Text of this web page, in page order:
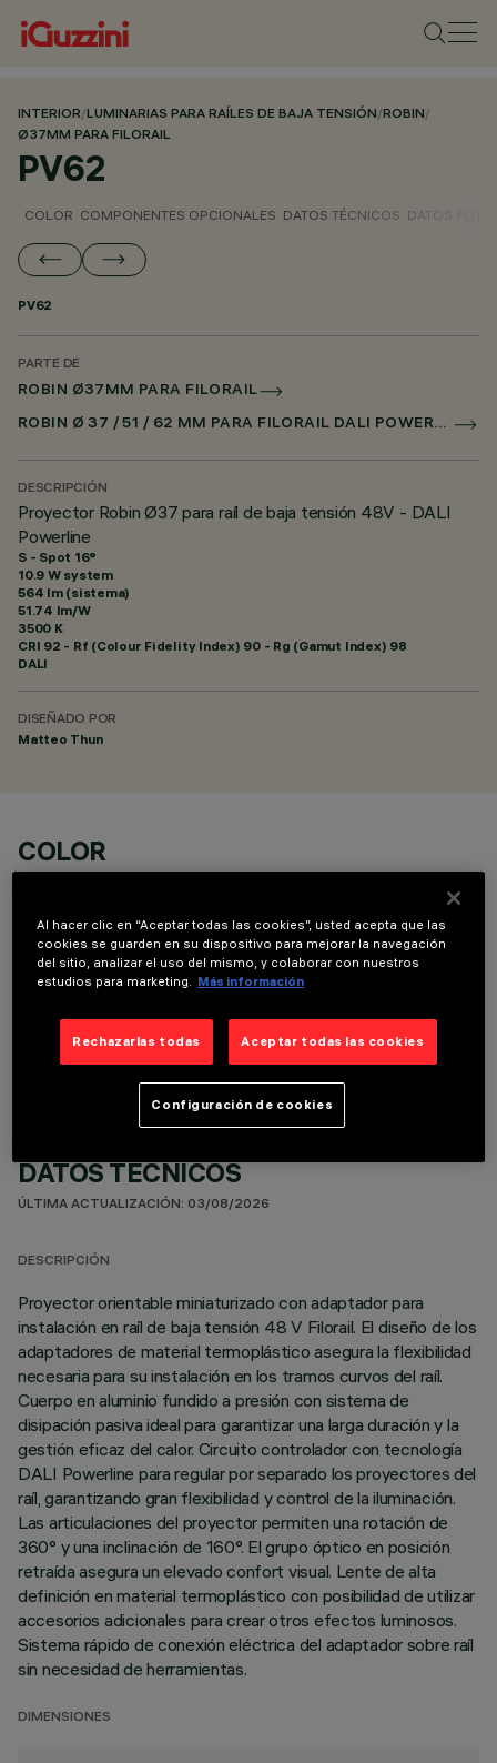
INTERIOR/LUMINARIAS PARA RAÍLES DE BAJA TENSIÓN/ROBIN/
Ø37MM PARA FILORAIL
PV62
COLOR COMPONENTES OPCIONALES DATOS TÉCNICOS DATOS
PV62
PARTE DE
ROBIN Ø37MM PARA FILORAIL
ROBIN Ø 37 / 51 / 62 MM PARA FILORAIL DALI POWERLINE
DESCRIPCIÓN
Proyector Robin Ø37 para raíl de baja tensión 48V - DALI
Powerline
S - Spot 16°
10.9 W system
564 lm (sistema)
51.74 lm/W
3500 K
CRI 92 - Rf (Colour Fidelity Index) 90 - Rg (Gamut Index) 98
DALI
DISEÑADO POR
Matteo Thun
COLOR
COMPONENTES OPCIONALES
DATOS TÉCNICOS
ÚLTIMA ACTUALIZACIÓN: 03/08/2026
DESCRIPCIÓN
Proyector orientable miniaturizado con adaptador para
instalación en raíl de baja tensión 48 V Filorail. El diseño de los
adaptadores de material termoplástico asegura la flexibilidad
necesaria para su instalación en los tramos curvos del raíl.
Cuerpo en aluminio fundido a presión con sistema de
disipación pasiva ideal para garantizar una larga duración y la
gestión eficaz del calor. Circuito controlador con tecnología
DALI Powerline para regular por separado los proyectores del
raíl, garantizando gran flexibilidad y control de la iluminación.
Las articulaciones del proyector permiten una rotación de
360° y una inclinación de 160°. El grupo óptico en posición
retraída asegura un elevado confort visual. Lente de alta
definición en material termoplástico con posibilidad de utilizar
accesorios adicionales para crear otros efectos luminosos.
Sistema rápido de conexión eléctrica del adaptador sobre raíl
sin necesidad de herramientas.
DIMENSIONES
Al hacer clic en “Aceptar todas las cookies”, usted acepta que las
cookies se guarden en su dispositivo para mejorar la navegación
del sitio, analizar el uso del mismo, y colaborar con nuestros
estudios para marketing.
Más información
Rechazarlas todas Aceptar todas las cookies
Configuración de cookies